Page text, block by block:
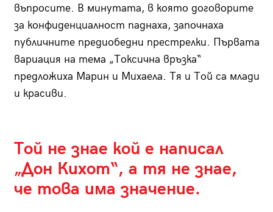
въпросите. В минутата, в която договорите
за конфиденциалност паднаха, започнаха
публичните предиобедни престрелки. Първата
вариация на тема „Токсична връзка“
предложиха Марин и Михаела. Тя и Той са млади
и красиви.
Той не знае кой е написал
„Дон Кихот“, а тя не знае,
че това има значение.